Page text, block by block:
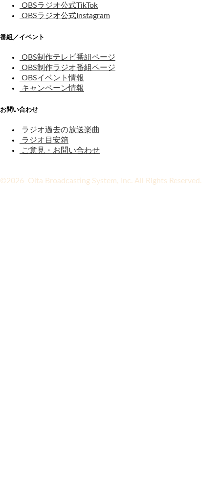
OBSラジオ公式TikTok
OBSラジオ公式Instagram
番組／イベント
OBS制作テレビ番組ページ
OBS制作ラジオ番組ページ
OBSイベント情報
キャンペーン情報
お問い合わせ
ラジオ過去の放送楽曲
ラジオ目安箱
ご意見・お問い合わせ
©2026 Oita Broadcasting System, Inc. All Rights Reserved.